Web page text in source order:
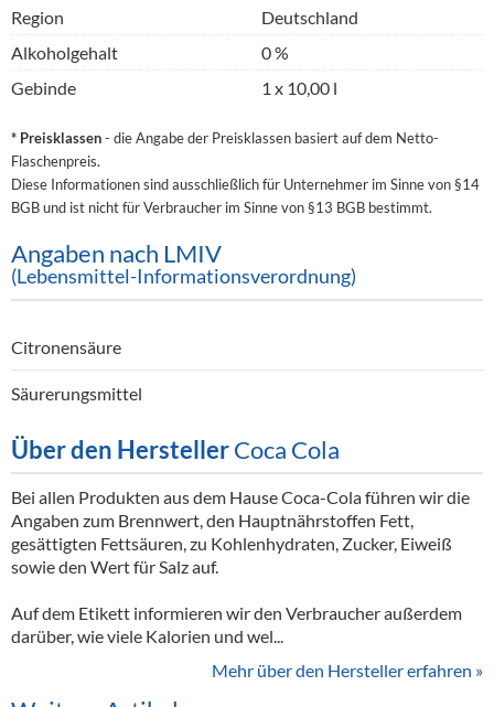
Region
Deutschland
Alkoholgehalt
0 %
Gebinde
1 x 10,00 l
* Preisklassen- die Angabe der Preisklassen basiert auf dem Netto-
Flaschenpreis.
Diese Informationen sind ausschließlich für Unternehmer im Sinne von §14
BGB und ist nicht für Verbraucher im Sinne von §13 BGB bestimmt.
Angaben nach LMIV
(Lebensmittel-Informationsverordnung)
Citronensäure
Säurerungsmittel
Über den HerstellerCoca Cola
Bei allen Produkten aus dem Hause Coca-Cola führen wir die
Angaben zum Brennwert, den Hauptnährstoffen Fett,
gesättigten Fettsäuren, zu Kohlenhydraten, Zucker, Eiweiß
sowie den Wert für Salz auf.
Auf dem Etikett informieren wir den Verbraucher außerdem
darüber, wie viele Kalorien und wel...
Mehr über den Hersteller erfahren »